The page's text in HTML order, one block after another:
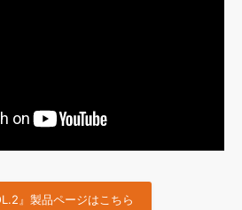
』製品ページはこちら